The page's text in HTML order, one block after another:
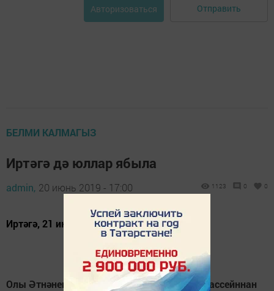
Авторизоваться Отправить
БЕЛМИ КАЛМАГЫЗ
Иртәгә дә юллар ябыла
admin, 20 июнь 2019 - 17:00 1123 0 0
Иртәгә, 21 июнь көнне,
Олы Әтнәнең Совет урамының бер өлеше, бассейннан